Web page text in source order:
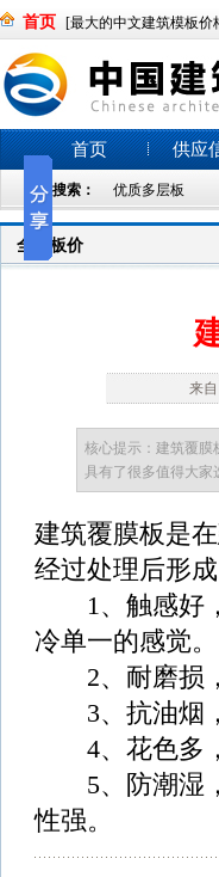
首页 [最大的中文建筑模板价
首页 供应
热门搜索： 优质多层板
全国板价
来
核心提示：建筑覆膜
具有了很多值得大家
建筑覆膜板是
经过处理后形
1、触感好，
冷单一的感觉。
2、耐磨损，
3、抗油烟，
4、花色多，
5、防潮湿，
性强。